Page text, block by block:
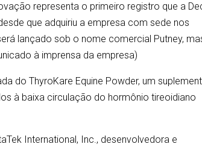
representa o primeiro registro que a
que adquiriu a empresa com sede nos
lançado sob o nome comercial Putney,
à imprensa da empresa)
do ThyroKare Equine Powder, um
à baixa circulação do hormônio tireoidiano
International, Inc., desenvolvedora e